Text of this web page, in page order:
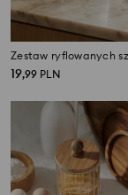
19,99 PLN